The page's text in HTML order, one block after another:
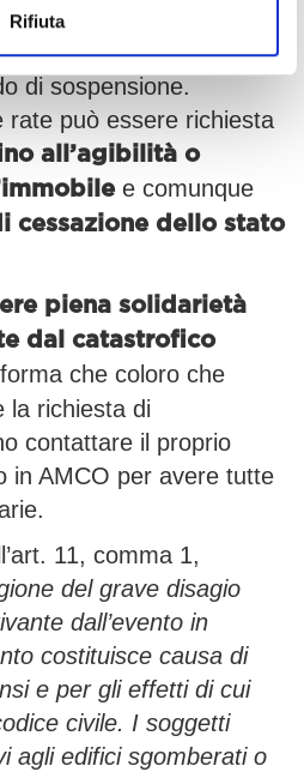
Rifiutala quota
a corrispondere gli
di sospensione.
rate può essere richiesta
all’agibilità o
e comunque
cessazione dello stato
piena solidarietà
dal catastrofico
che coloro che
la richiesta di
contattare il proprio
in AMCO per avere tutte
11, comma 1,
del grave disagio
dall’evento in
costituisce causa di
e per gli effetti di cui
civile. I soggetti
agli edifici sgomberati o